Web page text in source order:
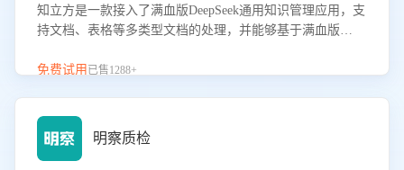
知立方是一款接入了满血版DeepSeek通用知识管理应用，支
持文档、表格等多类型文档的处理，并能够基于满血版
识支持，帮助用户高效管理和利用知识资源。通过该产品，
免费试用 已售1288+
明察质检